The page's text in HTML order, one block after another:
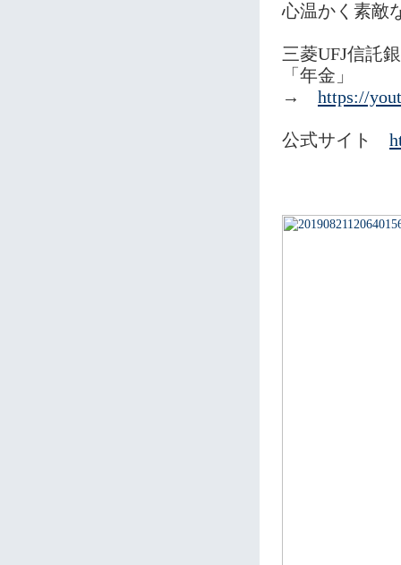
心温かく素敵
三菱UFJ信託
「年金」
→ https://
公式サイト